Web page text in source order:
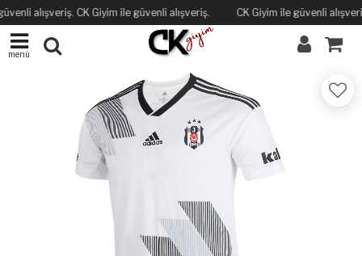
alışveriş. CK Giyim ile güvenli alışveriş. CK Giyim ile güvenli
menü